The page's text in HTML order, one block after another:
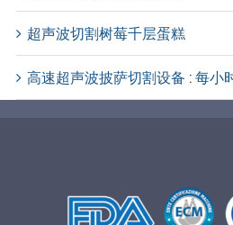
超声波切割树莓千层蛋糕
高速超声波披萨切割设备 : 每小